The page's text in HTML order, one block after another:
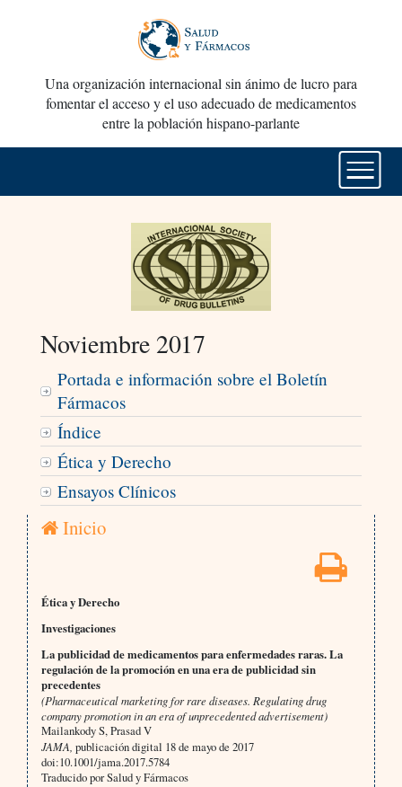
Una organización internacional sin ánimo de lucro para
fomentar el acceso y el uso adecuado de medicamentos
entre la población hispano-parlante
Noviembre 2017
Portada e información sobre el Boletín
Fármacos
Índice
Ética y Derecho
Ensayos Clínicos
Inicio
Ética y Derecho
Investigaciones
La publicidad de medicamentos para enfermedades raras. La
regulación de la promoción en una era de publicidad sin
precedentes
(Pharmaceutical marketing for rare diseases. Regulating drug
company promotion in an era of unprecedented advertisement)
Mailankody S, Prasad V
JAMA, publicación digital 18 de mayo de 2017
doi:10.1001/jama.2017.5784
Traducido por Salud y Fármacos